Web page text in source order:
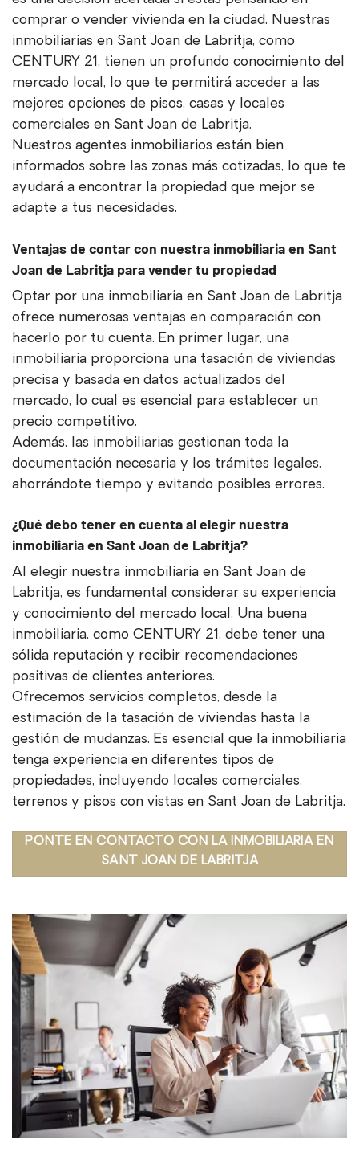
comprar o vender vivienda en la ciudad. Nuestras
inmobiliarias en Sant Joan de Labritja, como
CENTURY 21, tienen un profundo conocimiento del
mercado local, lo que te permitirá acceder a las
mejores opciones de pisos, casas y locales
comerciales en Sant Joan de Labritja.
Nuestros agentes inmobiliarios están bien
informados sobre las zonas más cotizadas, lo que te
ayudará a encontrar la propiedad que mejor se
adapte a tus necesidades.
Ventajas de contar con nuestra inmobiliaria en Sant
Joan de Labritja para vender tu propiedad
Optar por una inmobiliaria en Sant Joan de Labritja
ofrece numerosas ventajas en comparación con
hacerlo por tu cuenta. En primer lugar, una
inmobiliaria proporciona una tasación de viviendas
precisa y basada en datos actualizados del
mercado, lo cual es esencial para establecer un
precio competitivo.
Además, las inmobiliarias gestionan toda la
documentación necesaria y los trámites legales,
ahorrándote tiempo y evitando posibles errores.
¿Qué debo tener en cuenta al elegir nuestra
inmobiliaria en Sant Joan de Labritja?
Al elegir nuestra inmobiliaria en Sant Joan de
Labritja, es fundamental considerar su experiencia
y conocimiento del mercado local. Una buena
inmobiliaria, como CENTURY 21, debe tener una
sólida reputación y recibir recomendaciones
positivas de clientes anteriores.
Ofrecemos servicios completos, desde la
estimación de la tasación de viviendas hasta la
gestión de mudanzas. Es esencial que la inmobiliaria
tenga experiencia en diferentes tipos de
propiedades, incluyendo locales comerciales,
terrenos y pisos con vistas en Sant Joan de Labritja.
PONTE EN CONTACTO CON LA INMOBILIARIA EN
SANT JOAN DE LABRITJA